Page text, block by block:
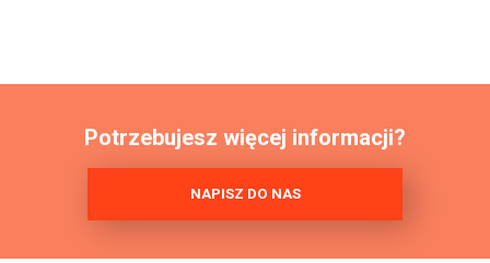
Potrzebujesz więcej informacji?
NAPISZ DO NAS